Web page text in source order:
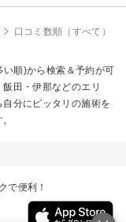
口コミ数順（すべて）
い順)から検索＆予約が可
田・伊那などのエリ
分にピッタリの施術を
で便利！